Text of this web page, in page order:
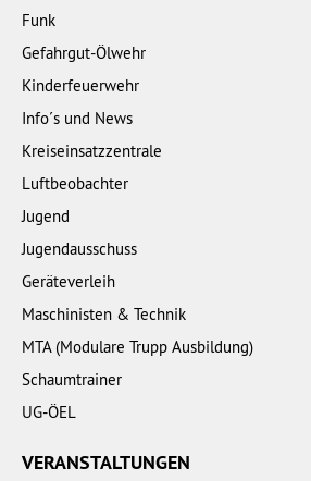
Funk
Gefahrgut-Ölwehr
Kinderfeuerwehr
Info´s und News
Kreiseinsatzzentrale
Luftbeobachter
Jugend
Jugendausschuss
Geräteverleih
Maschinisten & Technik
MTA (Modulare Trupp Ausbildung)
Schaumtrainer
UG-ÖEL
VERANSTALTUNGEN